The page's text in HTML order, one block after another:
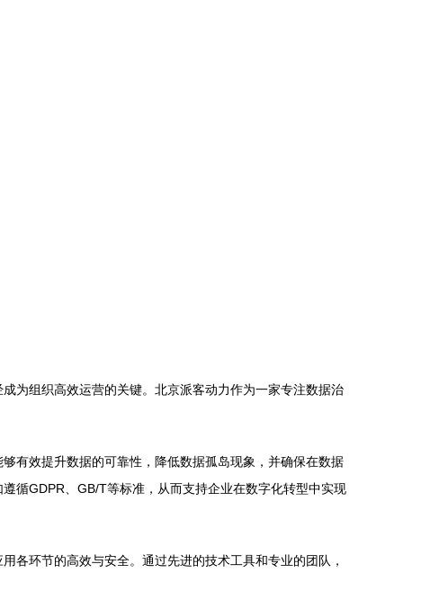
为组织高效运营的关键。北京派客动力作为一家专注数据治
有效提升数据的可靠性，降低数据孤岛现象，并确保在数据
循GDPR、GB/T等标准，从而支持企业在数字化转型中实现
各环节的高效与安全。通过先进的技术工具和专业的团队，